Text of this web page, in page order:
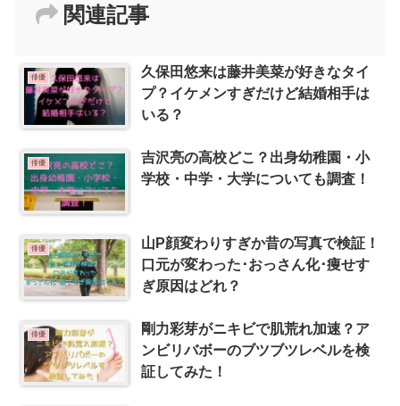
関連記事
俳優
久保田悠来は藤井美菜が好きなタイ
プ？イケメンすぎだけど結婚相手は
いる？
俳優
吉沢亮の高校どこ？出身幼稚園・小
学校・中学・大学についても調査！
俳優
山P顔変わりすぎか昔の写真で検証！
口元が変わった･おっさん化･痩せす
ぎ原因はどれ？
俳優
剛力彩芽がニキビで肌荒れ加速？ア
ンビリバボーのブツブツレベルを検
証してみた！